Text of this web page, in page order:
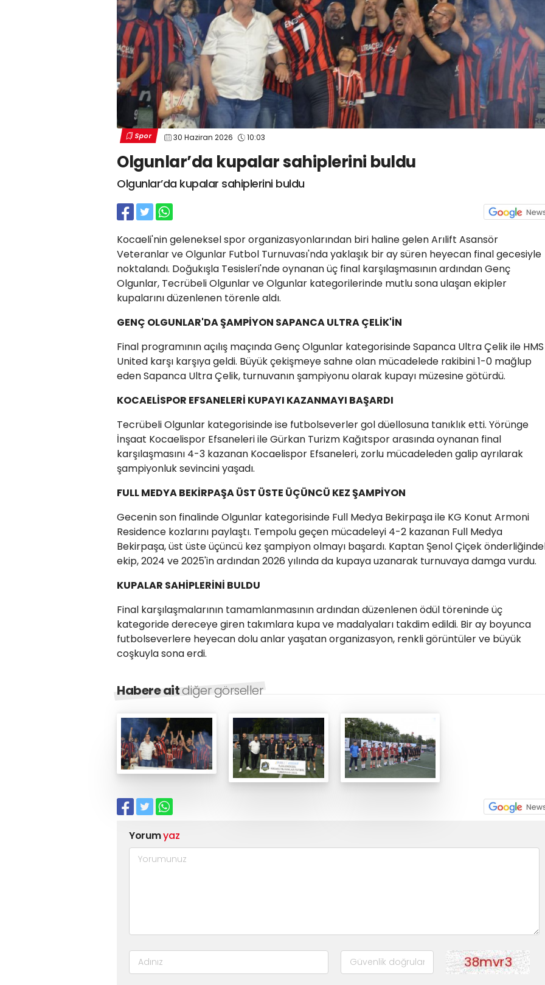
Spor 30 Haziran 2026 10:03
Olgunlar’da kupalar sahiplerini buldu
Olgunlar’da kupalar sahiplerini buldu
Kocaeli'nin geleneksel spor organizasyonlarından biri haline gelen Arılift Asansör
Veteranlar ve Olgunlar Futbol Turnuvası'nda yaklaşık bir ay süren heyecan final gecesiyle
noktalandı. Doğukışla Tesisleri'nde oynanan üç final karşılaşmasının ardından Genç
Olgunlar, Tecrübeli Olgunlar ve Olgunlar kategorilerinde mutlu sona ulaşan ekipler
kupalarını düzenlenen törenle aldı.
GENÇ OLGUNLAR'DA ŞAMPİYON SAPANCA ULTRA ÇELİK'İN
Final programının açılış maçında Genç Olgunlar kategorisinde Sapanca Ultra Çelik ile HMS
United karşı karşıya geldi. Büyük çekişmeye sahne olan mücadelede rakibini 1-0 mağlup
eden Sapanca Ultra Çelik, turnuvanın şampiyonu olarak kupayı müzesine götürdü.
KOCAELİSPOR EFSANELERİ KUPAYI KAZANMAYI BAŞARDI
Tecrübeli Olgunlar kategorisinde ise futbolseverler gol düellosuna tanıklık etti. Yörünge
İnşaat Kocaelispor Efsaneleri ile Gürkan Turizm Kağıtspor arasında oynanan final
karşılaşmasını 4-3 kazanan Kocaelispor Efsaneleri, zorlu mücadeleden galip ayrılarak
şampiyonluk sevincini yaşadı.
FULL MEDYA BEKİRPAŞA ÜST ÜSTE ÜÇÜNCÜ KEZ ŞAMPİYON
Gecenin son finalinde Olgunlar kategorisinde Full Medya Bekirpaşa ile KG Konut Armoni
Residence kozlarını paylaştı. Tempolu geçen mücadeleyi 4-2 kazanan Full Medya
Bekirpaşa, üst üste üçüncü kez şampiyon olmayı başardı. Kaptan Şenol Çiçek
ekip, 2024 ve 2025'in ardından 2026 yılında da kupaya uzanarak turnuvaya damga vurdu.
KUPALAR SAHİPLERİNİ BULDU
Final karşılaşmalarının tamamlanmasının ardından düzenlenen ödül töreninde üç
kategoride dereceye giren takımlara kupa ve madalyaları takdim edildi. Bir ay boyunca
futbolseverlere heyecan dolu anlar yaşatan organizasyon, renkli görüntüler ve büyük
coşkuyla sona erdi.
Habere aitdiğer görseller
Yorumyaz